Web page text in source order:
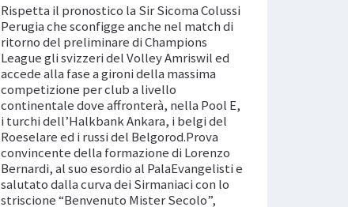
Rispetta il pronostico la Sir Sicoma Colussi
Perugia che sconfigge anche nel match di
ritorno del preliminare di Champions
League gli svizzeri del Volley Amriswil ed
accede alla fase a gironi della massima
competizione per club a livello
continentale dove affronterà, nella Pool E,
i turchi dell’Halkbank Ankara, i belgi del
Roeselare ed i russi del Belgorod.Prova
convincente della formazione di Lorenzo
Bernardi, al suo esordio al PalaEvangelisti e
salutato dalla curva dei Sirmaniaci con lo
striscione “Benvenuto Mister Secolo”,